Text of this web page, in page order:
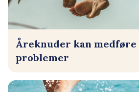
Åreknuder kan medføre
problemer